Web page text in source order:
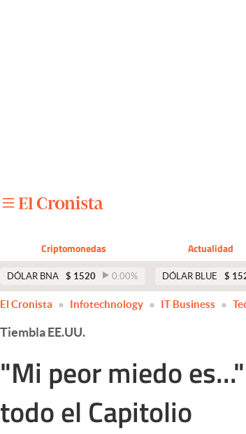
Apertura
Clima
Mundial 2026
Criptomonedas Actualidad
DÓLAR BNA $ 1520 0.00% DÓLAR BLUE $
El Cronista Infotechnology IT Business
Tiembla EE.UU.
"Mi peor miedo
todo el Capitolio